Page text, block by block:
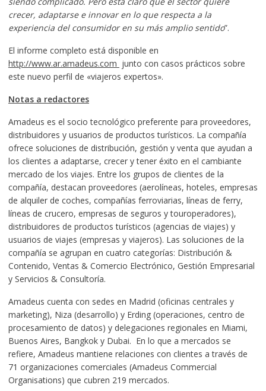
crecer, adaptarse e innovar en lo que respecta a la
experiencia del consumidor en su más amplio sentido”.
El informe completo está disponible en
http://www.ar.amadeus.com junto con casos prácticos sobre
este nuevo perfil de «viajeros expertos».
Notas a redactores
Amadeus es el socio tecnológico preferente para proveedores,
distribuidores y usuarios de productos turísticos. La compañía
ofrece soluciones de distribución, gestión y venta que ayudan a
los clientes a adaptarse, crecer y tener éxito en el cambiante
mercado de los viajes. Entre los grupos de clientes de la
compañía, destacan proveedores (aerolíneas, hoteles, empresas
de alquiler de coches, compañías ferroviarias, líneas de ferry,
líneas de crucero, empresas de seguros y touroperadores),
distribuidores de productos turísticos (agencias de viajes) y
usuarios de viajes (empresas y viajeros). Las soluciones de la
compañía se agrupan en cuatro categorías: Distribución &
Contenido, Ventas & Comercio Electrónico, Gestión Empresarial
y Servicios & Consultoría.
Amadeus cuenta con sedes en Madrid (oficinas centrales y
marketing), Niza (desarrollo) y Erding (operaciones, centro de
procesamiento de datos) y delegaciones regionales en Miami,
Buenos Aires, Bangkok y Dubai. En lo que a mercados se
refiere, Amadeus mantiene relaciones con clientes a través de
71 organizaciones comerciales (Amadeus Commercial
Organisations) que cubren 219 mercados.